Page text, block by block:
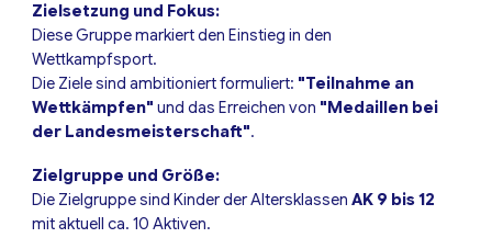
Zielsetzung und Fokus:
Diese Gruppe markiert den Einstieg in den
Wettkampfsport.
Die Ziele sind ambitioniert formuliert: "Teilnahme an
Wettkämpfen" und das Erreichen von "Medaillen bei
der Landesmeisterschaft".
Zielgruppe und Größe:
Die Zielgruppe sind Kinder der AltersklassenAK 9 bis 12
mit aktuell ca. 10 Aktiven.